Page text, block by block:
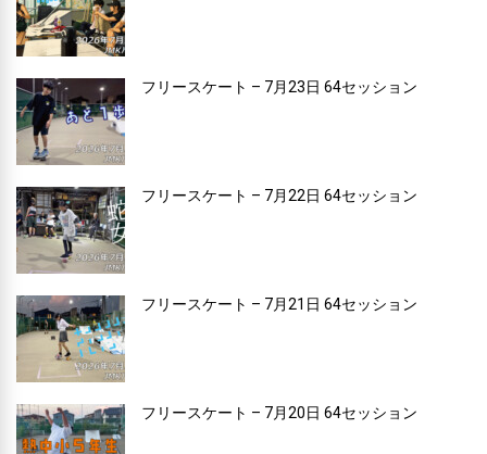
フリースケート – 7月23日 64セッション
フリースケート – 7月22日 64セッション
フリースケート – 7月21日 64セッション
フリースケート – 7月20日 64セッション